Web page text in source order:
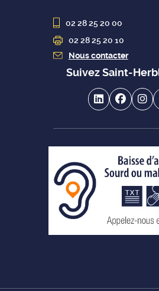
02 28 25 20 00
02 28 25 20 10
Nous contacter
Suivez Saint-